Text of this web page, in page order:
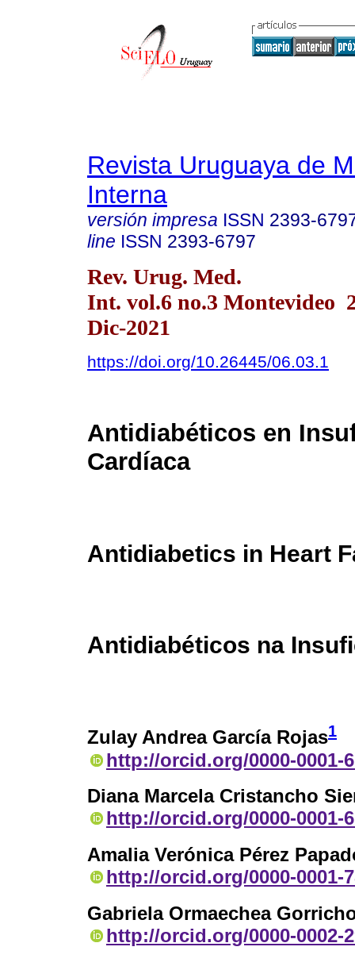
Revista Uruguaya de
Interna
versión impresa ISSN 2393-
line ISSN 2393-6797
Rev. Urug. Med.
Int. vol.6 no.3 Montevideo
Dic-2021
https://doi.org/10.26445/06.03.1
Antidiabéticos en
Cardíaca
Antidiabetics in Heart
Antidiabéticos na
Zulay Andrea García Rojas1
http://orcid.org/0000-0001-
Diana Marcela Cristancho
http://orcid.org/0000-0001-
Amalia Verónica Pérez
http://orcid.org/0000-0001-
Gabriela Ormaechea
http://orcid.org/0000-0002-